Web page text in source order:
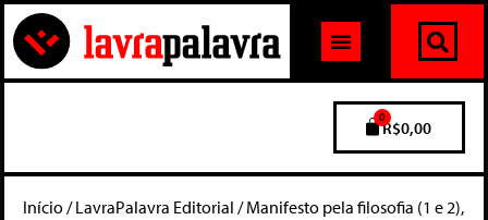
R$0,00
0
Início/LavraPalavra Editorial / Manifesto pela filosofia (1 e 2),